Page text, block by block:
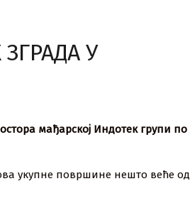
У
мађарској Индотек групи по
укупне површине нешто веће од